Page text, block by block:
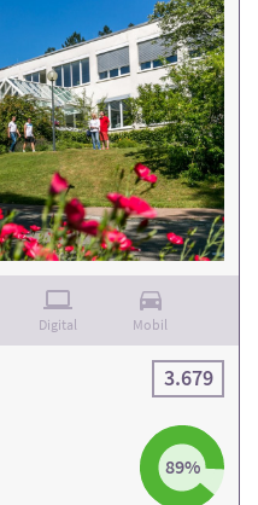
Digital Mobil
89%
3.679